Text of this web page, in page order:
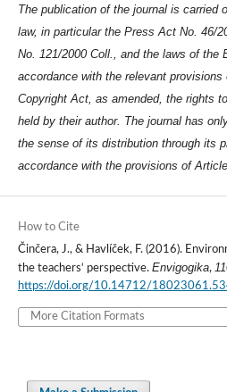
The publication of the journal is carried
law, in particular the Press Act No. 46/
No. 121/2000 Coll., and the laws of the
accordance with the relevant
Copyright Act, as amended, the rights
held by their author. The journal has
the sense of its distribution through its
accordance with the provisions of
How to Cite
Činčera, J., & Havlíček, F. (2016).
the teachers‘ perspective. Envigogika, 11
https://doi.org/10.14712/
More Citation Formats